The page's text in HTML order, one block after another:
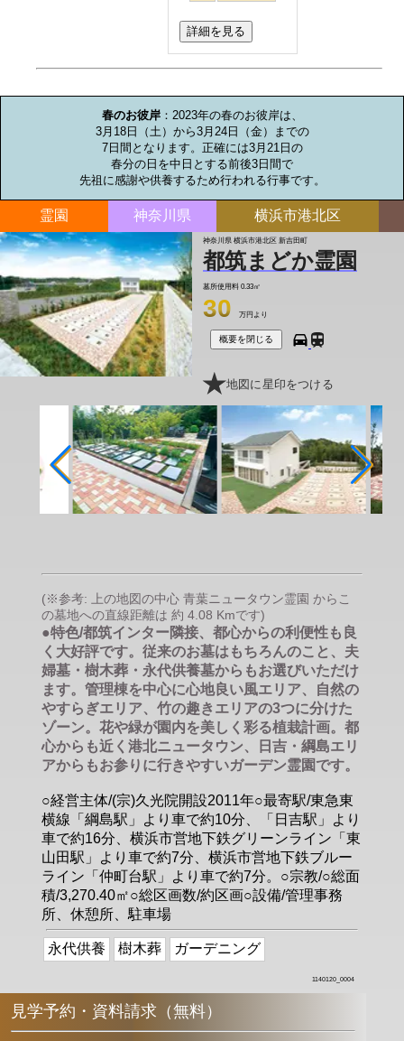
詳細を見る
春のお彼岸：2023年の春のお彼岸は、
3月18日（土）から3月24日（金）までの
7日間となります。正確には3月21日の
春分の日を中日とする前後3日間で
先祖に感謝や供養するため行われる行事です。
霊園 神奈川県 横浜市港北区
神奈川県 横浜市港北区 新吉田町
都筑まどか霊園
墓所使用料 0.33㎡
30 万円より
概要を閉じる
地図に星印をつける
(※参考: 上の地図の中心 青葉ニュータウン霊園 からこ
の墓地への直線距離は 約 4.08 Kmです)
●特色/都筑インター隣接、都心からの利便性も良
く大好評です。従来のお墓はもちろんのこと、夫
婦墓・樹木葬・永代供養墓からもお選びいただけ
ます。管理棟を中心に心地良い風エリア、自然の
やすらぎエリア、竹の趣きエリアの3つに分けた
ゾーン。花や緑が園内を美しく彩る植栽計画。都
心からも近く港北ニュータウン、日吉・綱島エリ
アからもお参りに行きやすいガーデン霊園です。
○経営主体/(宗)久光院開設2011年○最寄駅/東急東
横線「綱島駅」より車で約10分、「日吉駅」より
車で約16分、横浜市営地下鉄グリーンライン「東
山田駅」より車で約7分、横浜市営地下鉄ブルー
ライン「仲町台駅」より車で約7分。○宗教/○総面
積/3,270.40㎡○総区画数/約区画○設備/管理事務
所、休憩所、駐車場
永代供養 樹木葬 ガーデニング
1140120_0004
見学予約・資料請求（無料）